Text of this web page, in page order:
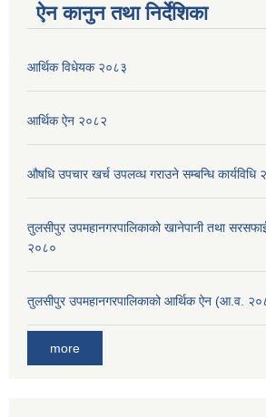
ऐन कानुन तथा निर्देशिका
आर्थिक विधेयक २०८३
आर्थिक ऐन २०८२
औषधि उपचार खर्च उपलव्ध गराउने सम्बन्धि कार्यविधि
तुलसीपुर उपमहानगरपालिकाको खानेपानी तथा
२०८०
तुलसीपुर उपमहानगरपालिकाको आर्थिक ऐन (आ.व.
more